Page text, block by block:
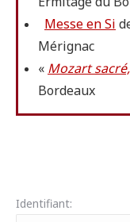
Messe en Si
Mérignac
« Mozart
Bordeaux
Identifiant: